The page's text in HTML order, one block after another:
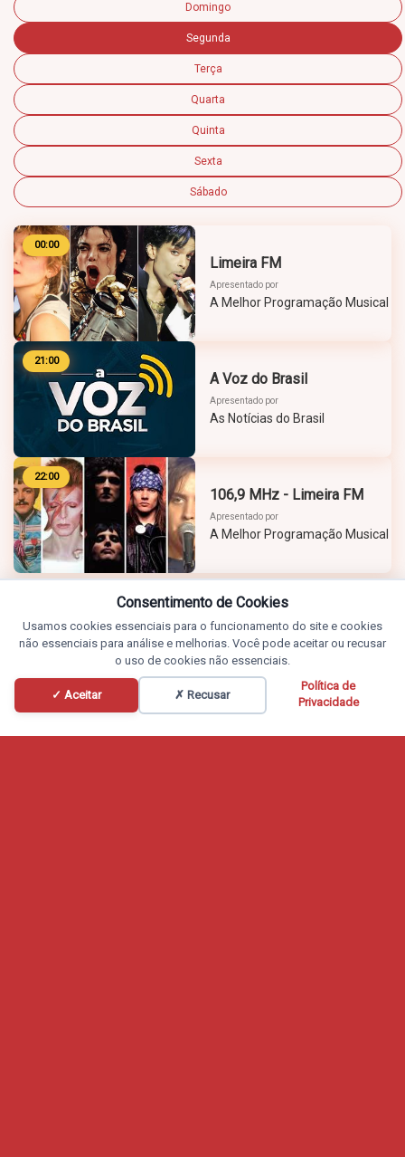
Domingo
Segunda
Terça
Quarta
Quinta
Sexta
Sábado
00:00
Limeira FM
Apresentado por
A Melhor Programação Musical
21:00
A Voz do Brasil
Apresentado por
As Notícias do Brasil
22:00
106,9 MHz - Limeira FM
Apresentado por
A Melhor Programação Musical
Programação
Consentimento de Cookies
Usamos cookies essenciais para o funcionamento do site e cookies
não essenciais para análise e melhorias. Você pode aceitar ou recusar
o uso de cookies não essenciais.
✓ Aceitar ✗ Recusar
Política de
Privacidade